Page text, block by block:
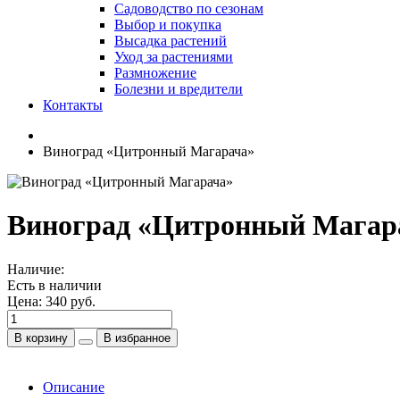
Садоводство по сезонам
Выбор и покупка
Высадка растений
Уход за растениями
Размножение
Болезни и вредители
Контакты
Виноград «Цитронный Магарача»
Виноград «Цитронный
Наличие:
Есть в наличии
Цена: 340 руб.
В корзину В избранное
Описание